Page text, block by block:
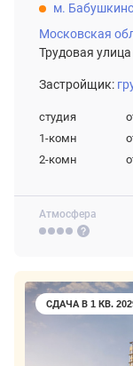
Атмосфера
м.
Московская
Трудовая улица
Застройщик:
студия
1-комн
2-комн
СДАЧА В 1 КВ.